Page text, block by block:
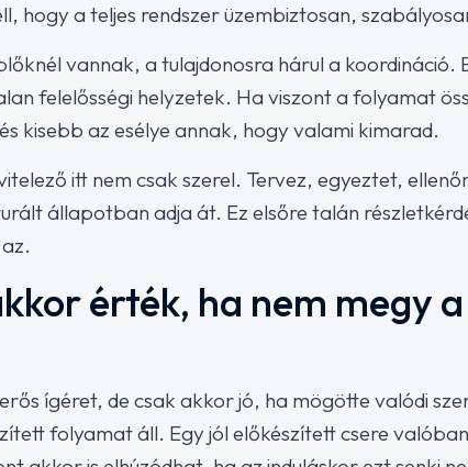
hogy a teljes rendszer üzembiztosan,
vannak, a tulajdonosra hárul a koordináció.
felelősségi helyzetek. Ha viszont a folyamat
kisebb az esélye annak, hogy valami kimarad.
itt nem csak szerel. Tervez, egyeztet,
állapotban adja át. Ez elsőre talán
érték, ha nem megy
ígéret, de csak akkor jó, ha mögötte valódi
folyamat áll. Egy jól előkészített csere